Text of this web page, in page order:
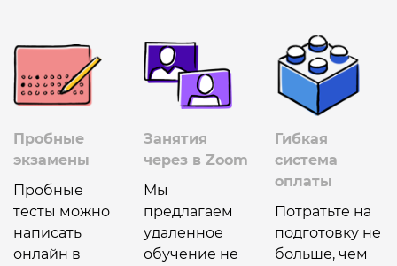
Пробные
экзамены
Пробные
тесты можно
написать
онлайн в
Занятия
через в Zoom
Мы
предлагаем
удаленное
обучение не
Гибкая
система
оплаты
Потратьте на
подготовку не
больше, чем